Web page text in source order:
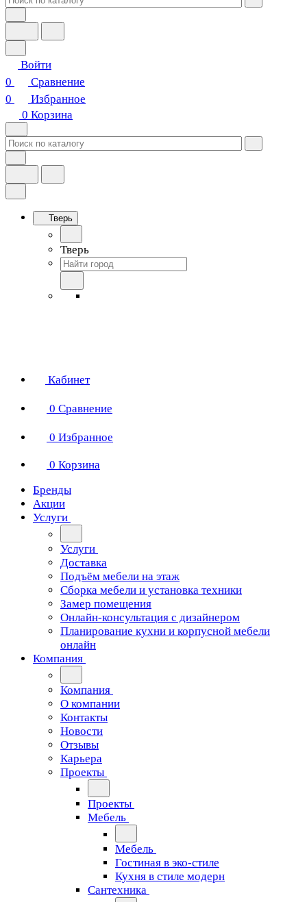
Войти
0
Сравнение
0
Избранное
0 Корзина
Тверь
Тверь
Кабинет
0 Сравнение
0 Избранное
0 Корзина
Бренды
Акции
Услуги
Услуги
Доставка
Подъём мебели на этаж
Сборка мебели и установка техники
Замер помещения
Онлайн-консультация с дизайнером
Планирование кухни и корпусной мебели
онлайн
Компания
Компания
О компании
Контакты
Новости
Отзывы
Карьера
Проекты
Проекты
Мебель
Мебель
Гостиная в эко-стиле
Кухня в стиле модерн
Сантехника